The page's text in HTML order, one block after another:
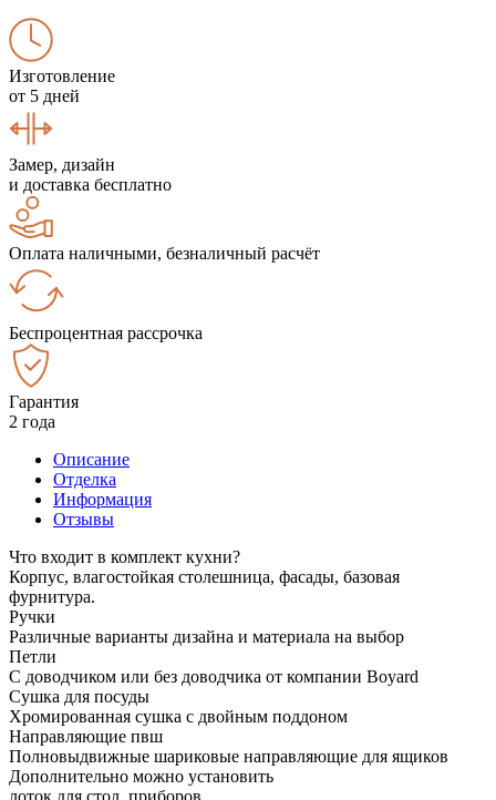
Изготовление
от 5 дней
Замер, дизайн
и доставка бесплатно
Оплата наличными, безналичный расчёт
Беспроцентная рассрочка
Гарантия
2 года
Описание
Отделка
Информация
Отзывы
Что входит в комплект кухни?
Корпус, влагостойкая столешница, фасады, базовая
фурнитура.
Ручки
Различные варианты дизайна и материала на выбор
Петли
С доводчиком или без доводчика от компании Boyard
Сушка для посуды
Хромированная сушка с двойным поддоном
Направляющие пвш
Полновыдвижные шариковые направляющие для ящиков
Дополнительно можно установить
лоток для стол. приборов